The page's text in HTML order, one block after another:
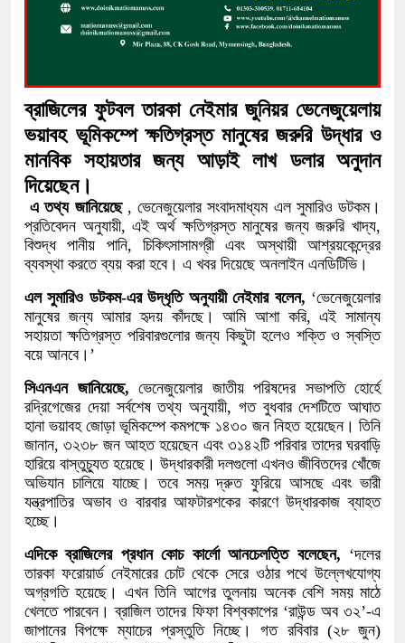
১/১১ তে তারেক রহমানকে ‘আয়নাঘরে’
গণঅভ্যুত্থানের সঙ্গে প্রথম বেইমানি
রাশেদ খাঁন
সরকারের কাজে কোনো গাফিলতি হলে কঠোর
রিজভী
মিয়ানমার সীমান্ত থেকে ৪০ হাজার
ব্রাজিলের ফুটবল তারকা নেইমার জুনিয়র ভেনেজুয়েলায়
ভয়াবহ ভূমিকম্পে ক্ষতিগ্রস্ত মানুষের জরুরি উদ্ধার ও
মানবিক সহায়তার জন্য আড়াই লাখ ডলার অনুদান
দিয়েছেন।
এ তথ্য জানিয়েছে, ভেনেজুয়েলার সংবাদমাধ্যম এল সুমারিও ডটকম।
প্রতিবেদন অনুযায়ী, এই অর্থ ক্ষতিগ্রস্ত মানুষের জন্য জরুরি খাদ্য,
বিশুদ্ধ পানীয় পানি, চিকিৎসাসামগ্রী এবং অস্থায়ী আশ্রয়কেন্দ্রের
ব্যবস্থা করতে ব্যয় করা হবে। এ খবর দিয়েছে অনলাইন এনডিটিভি।
এল সুমারিও ডটকম-এর উদ্ধৃতি অনুযায়ী নেইমার বলেন, ‘ভেনেজুয়েলার
মানুষের জন্য আমার হৃদয় কাঁদছে। আমি আশা করি, এই সামান্য
সহায়তা ক্ষতিগ্রস্ত পরিবারগুলোর জন্য কিছুটা হলেও শক্তি ও স্বস্তি
বয়ে আনবে।’
সিএনএন জানিয়েছে, ভেনেজুয়েলার জাতীয় পরিষদের সভাপতি হোর্হে
রদ্রিগেজের দেয়া সর্বশেষ তথ্য অনুযায়ী, গত বুধবার দেশটিতে আঘাত
হানা ভয়াবহ জোড়া ভূমিকম্পে কমপক্ষে ১৪৩০ জন নিহত হয়েছেন। তিনি
জানান, ৩২৩৮ জন আহত হয়েছেন এবং ৩১৪২টি পরিবার তাদের ঘরবাড়ি
হারিয়ে বাস্তুচ্যুত হয়েছে। উদ্ধারকারী দলগুলো এখনও জীবিতদের খোঁজে
অভিযান চালিয়ে যাচ্ছে। তবে সময় দ্রুত ফুরিয়ে আসছে এবং ভারী
যন্ত্রপাতির অভাব ও বারবার আফটারশকের কারণে উদ্ধারকাজ ব্যাহত
হচ্ছে।
এদিকে ব্রাজিলের প্রধান কোচ কার্লো আনচেলত্তি বলেছেন, ‘দলের
তারকা ফরোয়ার্ড নেইমারের চোট থেকে সেরে ওঠার পথে উল্লেখযোগ্য
অগ্রগতি হয়েছে। এখন তিনি আগের তুলনায় অনেক বেশি সময় মাঠে
খেলতে পারবেন। ব্রাজিল তাদের ফিফা বিশ্বকাপের ‘রাউন্ড অব ৩২’-এ
জাপানের বিপক্ষে ম্যাচের প্রস্তুতি নিচ্ছে। গত রবিবার (২৮ জুন)